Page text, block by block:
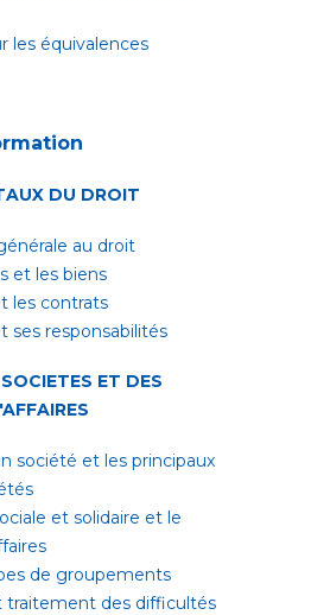
les équivalences
DU DROIT
au droit
et les biens
les contrats
ses responsabilités
ET DES
société et les principaux
et solidaire et le
de groupements
traitement des difficultés